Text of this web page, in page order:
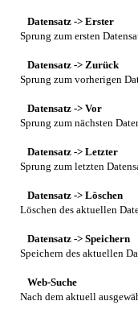
Datensatz -> Erster
Sprung zum ersten
Datensatz -> Zurück
Sprung zum vorherigen
Datensatz -> Vor
Sprung zum nächsten
Datensatz -> Letzter
Sprung zum letzten
Datensatz -> Löschen
Löschen des aktuellen
Datensatz -> Speichern
Speichern des aktuellen
Web-Suche
Nach dem aktuell